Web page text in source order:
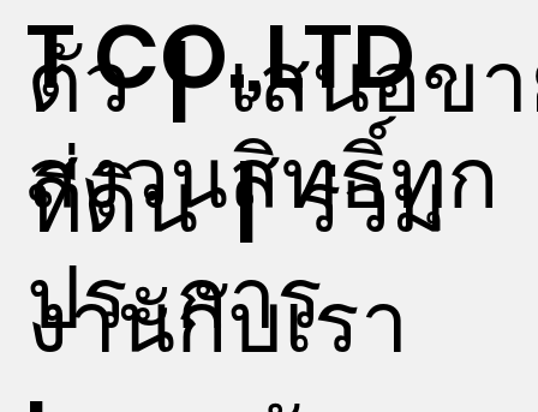
T CO.,LTD
สงวนสิทธิ์ทุก
ประการ
ตัว|เสนอข
ที่ดิน|ร่วม
งานกับเรา